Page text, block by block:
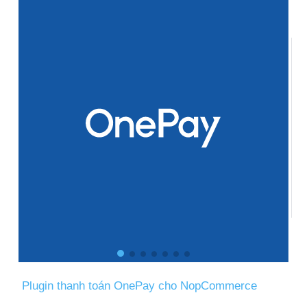
Plugin thanh toán OnePay cho NopCommerce